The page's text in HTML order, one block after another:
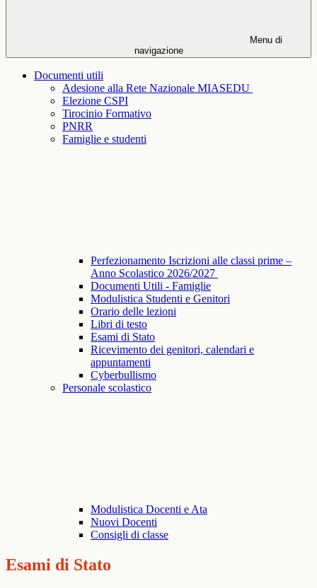
Menu di
navigazione
Documenti utili
Adesione alla Rete Nazionale MIASEDU
Elezione CSPI
Tirocinio Formativo
PNRR
Famiglie e studenti
Perfezionamento Iscrizioni alle classi prime –
Anno Scolastico 2026/2027
Documenti Utili - Famiglie
Modulistica Studenti e Genitori
Orario delle lezioni
Libri di testo
Esami di Stato
Ricevimento dei genitori, calendari e
appuntamenti
Cyberbullismo
Personale scolastico
Modulistica Docenti e Ata
Nuovi Docenti
Consigli di classe
Esami di Stato